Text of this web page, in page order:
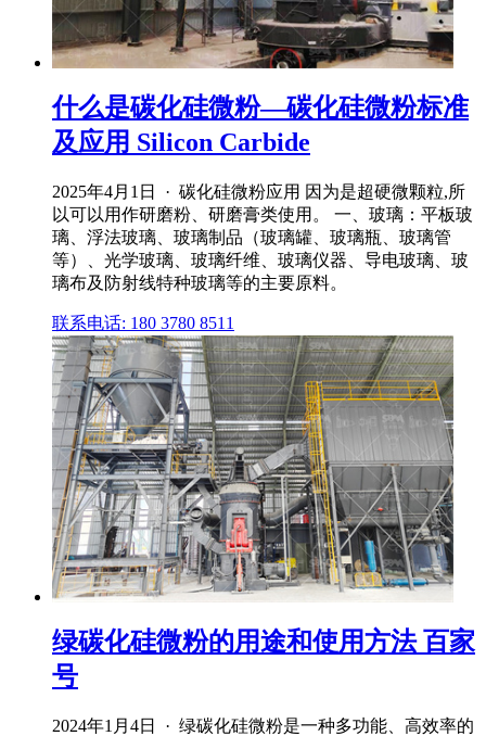
什么是碳化硅微粉—碳化硅微粉标准
及应用 Silicon Carbide
2025年4月1日 · 碳化硅微粉应用 因为是超硬微颗粒,所
以可以用作研磨粉、研磨膏类使用。 一、玻璃：平板玻
璃、浮法玻璃、玻璃制品（玻璃罐、玻璃瓶、玻璃管
等）、光学玻璃、玻璃纤维、玻璃仪器、导电玻璃、玻
璃布及防射线特种玻璃等的主要原料。
联系电话: 180 3780 8511
绿碳化硅微粉的用途和使用方法 百家
号
2024年1月4日 · 绿碳化硅微粉是一种多功能、高效率的